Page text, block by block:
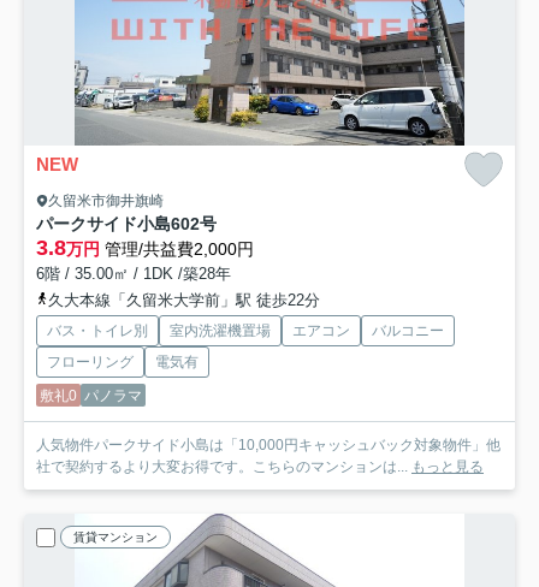
NEW
久留米市御井旗崎
パークサイド小島602号
3.8万円 管理/共益費2,000円
6階 / 35.00㎡ / 1DK /築28年
久大本線「久留米大学前」駅 徒歩22分
バス・トイレ別 室内洗濯機置場 エアコン
バルコニー
フローリング
電気有
敷礼0 パノラマ
人気物件パークサイド小島は「10,000円キャッシュバック対象物件」他
社で契約するより大変お得です。こちらのマンションは... もっと見る
賃貸マンション